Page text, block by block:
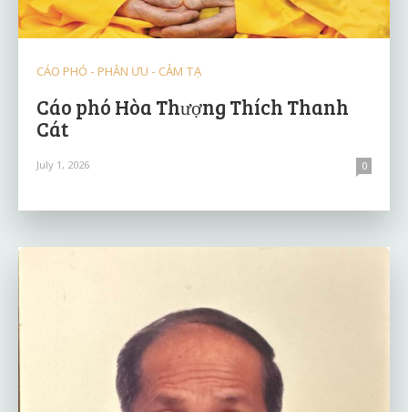
CÁO PHÓ - PHÂN ƯU - CẢM TẠ
Cáo phó Hòa Thượng Thích Thanh
Cát
July 1, 2026 0